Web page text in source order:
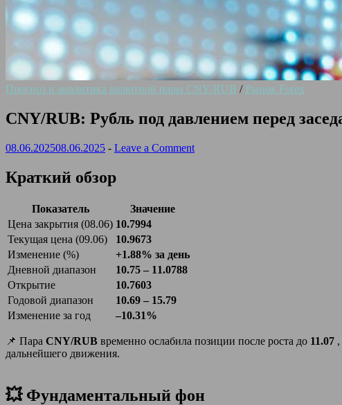
Прогноз и аналитика валютной пары CNY/RUB / Рынок Forex
CNY/RUB: Рубль под давлением перед
08.06.202508.06.2025 - Leave a Comment
Краткий обзор
Показатель
Значение
Цена закрытия (08.06) 10.7994
Текущая цена (09.06)
10.9673
Изменение (%)
+1.88% за день
Дневной диапазон
10.75 – 11.0788
Открытие
10.7603
Годовой диапазон
10.69 – 15.79
Изменение за год
–10.31%
📌 Пара CNY/RUB временно ослабила позиции после роста до 11.07
дальнейшего движения.
💥 Фундаментальный фон